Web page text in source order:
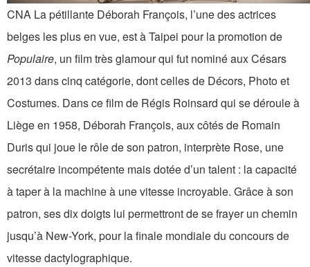
CNA La pétillante Déborah François, l’une des actrices
belges les plus en vue, est à Taipei pour la promotion de
Populaire, un film très glamour qui fut nominé aux Césars
2013 dans cinq catégorie, dont celles de Décors, Photo et
Costumes. Dans ce film de Régis Roinsard qui se déroule à
Liège en 1958, Déborah François, aux côtés de Romain
Duris qui joue le rôle de son patron, interprète Rose, une
secrétaire incompétente mais dotée d’un talent : la capacité
à taper à la machine à une vitesse incroyable. Grâce à son
patron, ses dix doigts lui permettront de se frayer un chemin
jusqu’à New-York, pour la finale mondiale du concours de
vitesse dactylographique.